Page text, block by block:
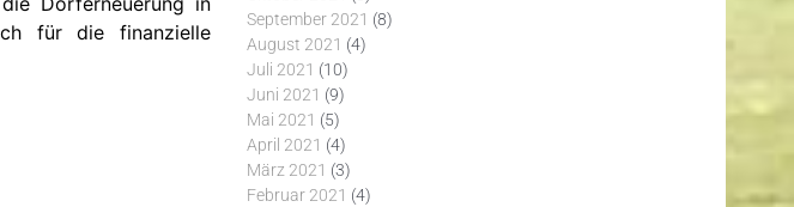
für die finanzielle
September 2021 (8)
August 2021 (4)
Juli 2021 (10)
Juni 2021 (9)
Mai 2021 (5)
April 2021 (4)
März 2021 (3)
Februar 2021 (4)